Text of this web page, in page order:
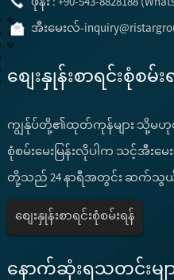
အီးမေးလ်-
စျေးနှုန်းစာရင်းစုံစမ်း
ကျွန်ုပ်တို့၏ထုတ်ကုန်များ သို့မဟု
စုံစမ်းမေးမြန်းလိုပါက သင့်အီးမ
တို့သည် 24 နာရီအတွင်း ဆက်သွယ်
စျေးနှုန်းစာရင်းစုံစမ်းရန်
နောက်ဆုံးရသတင်းမျ